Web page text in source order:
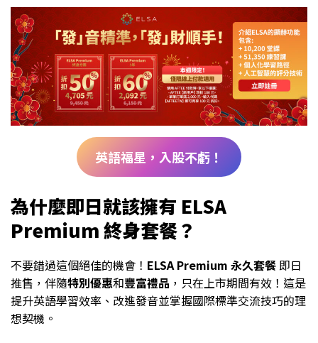
英語福星，入股不虧！
為什麼即日就該擁有 ELSA
Premium 終身套餐？
不要錯過這個絕佳的機會！ ELSA Premium 永久套餐 即日
推售，伴隨特別優惠和豐富禮品 ，只在上市期間有效！這是
提升英語學習效率、改進發音並掌握國際標準交流技巧的理
想契機。